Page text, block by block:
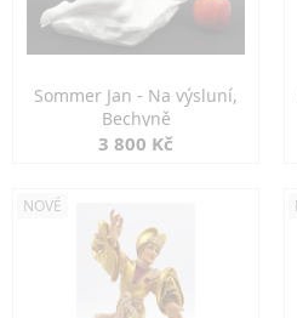
Sommer Jan - Na výsluní,
Bechyně
3 800 Kč
NOVÉ